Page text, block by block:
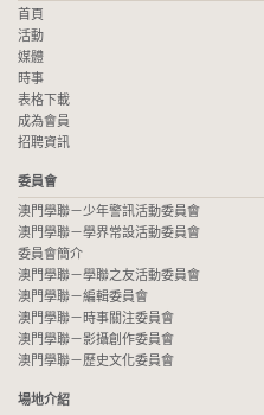
首頁
活動
媒體
時事
表格下載
成為會員
招聘資訊
委員會
澳門學聯－少年警訊活動委員會
澳門學聯－學界常設活動委員會
委員會簡介
澳門學聯－學聯之友活動委員會
澳門學聯－編輯委員會
澳門學聯－時事關注委員會
澳門學聯－影攝創作委員會
澳門學聯－歷史文化委員會
場地介紹